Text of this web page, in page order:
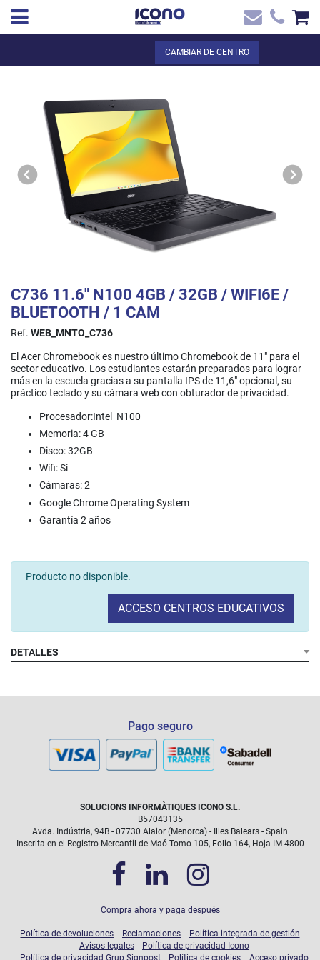
VER LA CESTA
ES ✖
Inicio
CAMBIAR DE CENTRO
C736 11.6" N100 4GB / 32GB / WIFI6E /
BLUETOOTH / 1 CAM
Ref. WEB_MNTO_C736
El Acer Chromebook es nuestro último Chromebook de 11" para el
sector educativo. Los estudiantes estarán preparados para lograr
más en la escuela gracias a su pantalla IPS de 11,6" opcional, su
práctico teclado y su cámara web con obturador de privacidad.
Procesador:Intel N100
Memoria: 4 GB
Disco: 32GB
Wifi: Si
Cámaras: 2
Google Chrome Operating System
Garantía 2 años
Producto no disponible.
ACCESO CENTROS EDUCATIVOS
DETALLES
Pago seguro
SOLUCIONS INFORMÀTIQUES ICONO S.L.
B57043135
Avda. Indústria, 94B - 07730 Alaior (Menorca) - Illes Balears - Spain
Inscrita en el Registro Mercantil de Maó Tomo 105, Folio 164, Hoja IM-4800
Compra ahora y paga después
Política de devoluciones Reclamaciones
Política integrada de gestión
Avisos legales
Política de privacidad Icono
Política de privacidad Grup Signpost
Política de cookies Acceso privado